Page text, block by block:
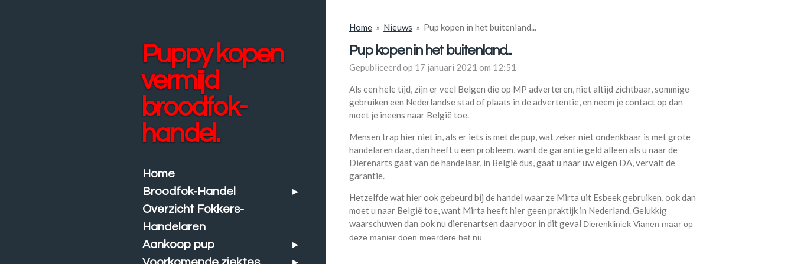
Home » Nieuws » Pup kopen in het buitenland...
Pup kopen in het buitenland...
Gepubliceerd op 17 januari 2021 om 12:51
Als een hele tijd, zijn er veel Belgen die op MP adverteren, niet altijd zichtbaar, sommige
gebruiken een Nederlandse stad of plaats in de advertentie, en neem je contact op dan
moet je ineens naar België toe.
Mensen trap hier niet in, als er iets is met de pup, wat zeker niet ondenkbaar is met grote
handelaren daar, dan heeft u een probleem, want de garantie geld alleen als u naar de
Dierenarts gaat van de handelaar, in België dus, gaat u naar uw eigen DA, vervalt de
garantie.
Hetzelfde wat hier ook gebeurd bij de handel waar ze Mirta uit Esbeek gebruiken, ook dan
moet u naar België toe, want Mirta heeft hier geen praktijk in Nederland.Gelukkig
waarschuwen dan ook nu dierenartsen daarvoor in dit geval Dierenkliniek Vianen maar op
deze manier doen meerdere het nu.
Puppy kopen
vermijd
broodfok-
handel.
Home
Broodfok-Handel
Overzicht Fokkers-
Handelaren
Aankoop pup